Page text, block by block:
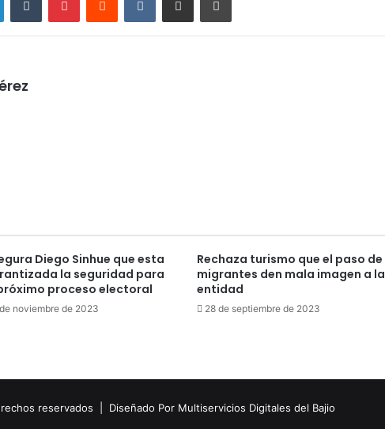
Diego Sinhue que esta
la seguridad para
proceso electoral
noviembre de 2023
Rechaza turismo que el paso de
migrantes den mala imagen a la
entidad
28 de septiembre de 2023
reservados | Diseñado Por Multiservicios Digitales del Bajio